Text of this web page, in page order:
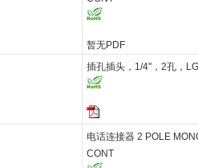
暂无PDF
插孔插头，1/4''，2孔，
电话连接器 2 POLE
CONT